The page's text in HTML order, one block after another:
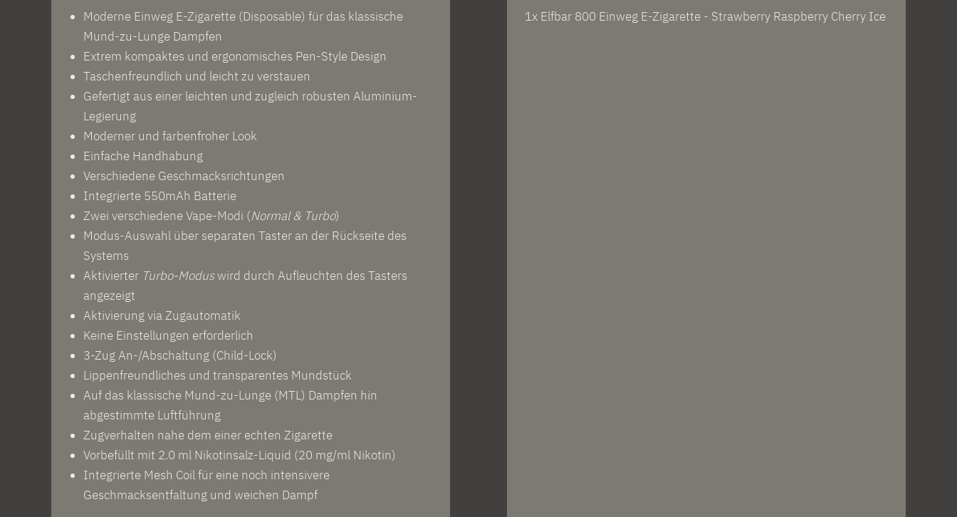
Moderne Einweg E-Zigarette (Disposable) für das klassische
Mund-zu-Lunge Dampfen
Extrem kompaktes und ergonomisches Pen-Style Design
Taschenfreundlich und leicht zu verstauen
Gefertigt aus einer leichten und zugleich robusten Aluminium-
Legierung
Moderner und farbenfroher Look
Einfache Handhabung
Verschiedene Geschmacksrichtungen
Integrierte 550mAh Batterie
Zwei verschiedene Vape-Modi (Normal & Turbo)
Modus-Auswahl über separaten Taster an der Rückseite des
Systems
Aktivierter Turbo-Moduswird durch Aufleuchten des Tasters
angezeigt
Aktivierung via Zugautomatik
Keine Einstellungen erforderlich
3-Zug An-/Abschaltung (Child-Lock)
Lippenfreundliches und transparentes Mundstück
Auf das klassische Mund-zu-Lunge (MTL) Dampfen hin
abgestimmte Luftführung
Zugverhalten nahe dem einer echten Zigarette
Vorbefüllt mit 2.0 ml Nikotinsalz-Liquid (20 mg/ml Nikotin)
Integrierte Mesh Coil für eine noch intensivere
Geschmacksentfaltung und weichen Dampf
1x Elfbar 800 Einweg E-Zigarette - Strawberry Raspberry Cherry Ice